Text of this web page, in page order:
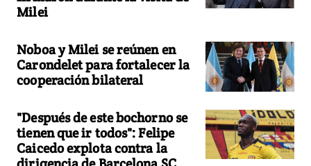
Milei
Noboa y Milei se reúnen en
Carondelet para fortalecer la
cooperación bilateral
"Después de este bochorno se
tienen que ir todos": Felipe
Caicedo explota contra la